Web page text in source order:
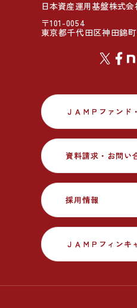
日本資産運用基盤株式会
〒101-0054
東京都千代田区神田錦
ＪＡＭＰファンド
ＪＡＭＰファンド
資料請求・お問い
資料請求・お問い
採用情報
採用情報
ＪＡＭＰフィンキ
ＪＡＭＰフィンキ